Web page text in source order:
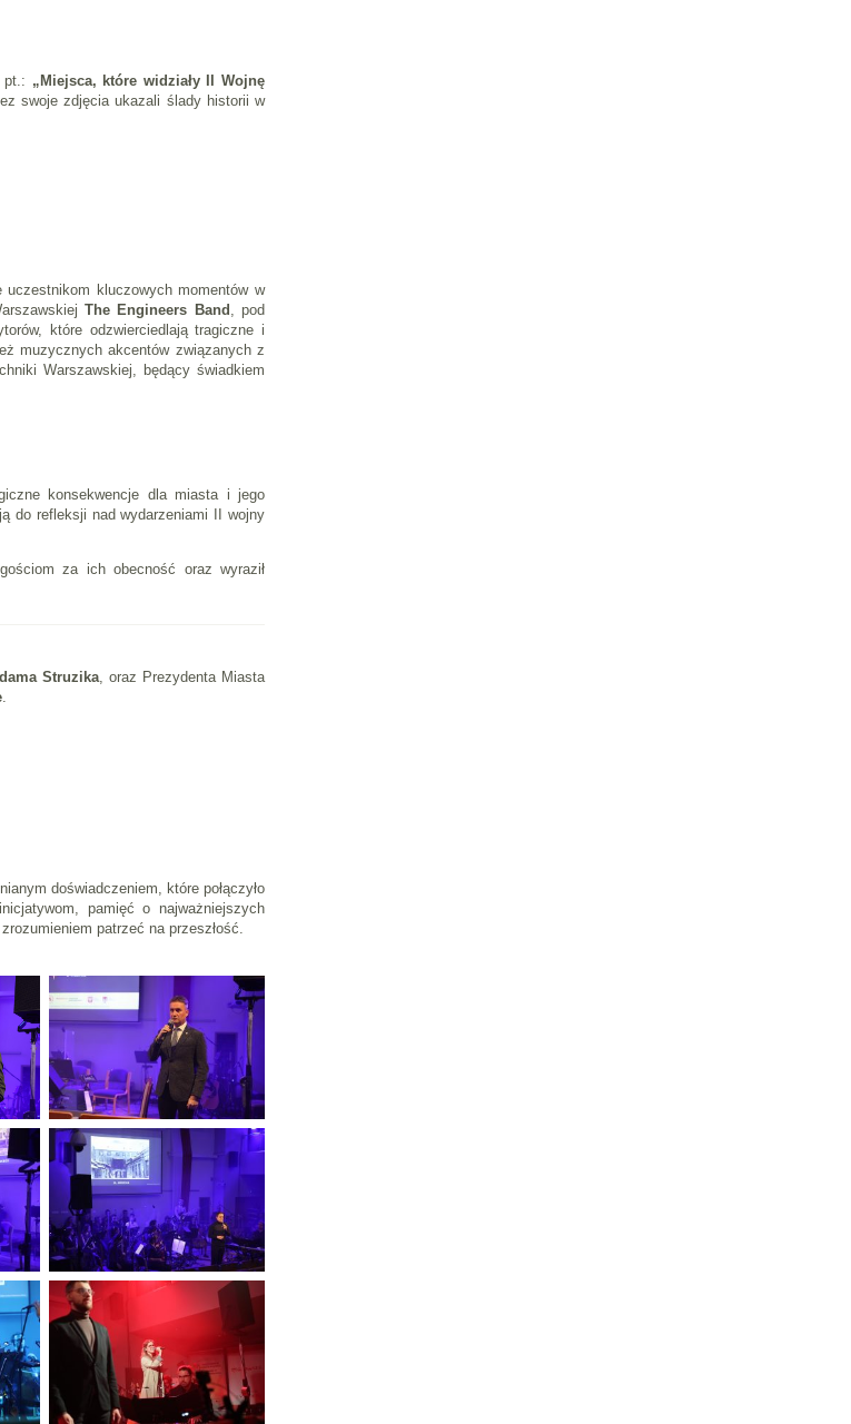
pt.: „Miejsca, które widziały II Wojnę
swoje zdjęcia ukazali ślady historii w
uczestnikom kluczowych momentów w
The Engineers Band , pod
które odzwierciedlają tragiczne i
muzycznych akcentów związanych z
Warszawskiej, będący świadkiem
konsekwencje dla miasta i jego
do refleksji nad wydarzeniami II wojny
za ich obecność oraz wyraził
Struzika , oraz Prezydenta Miasta
doświadczeniem, które połączyło
pamięć o najważniejszych
patrzeć na przeszłość.